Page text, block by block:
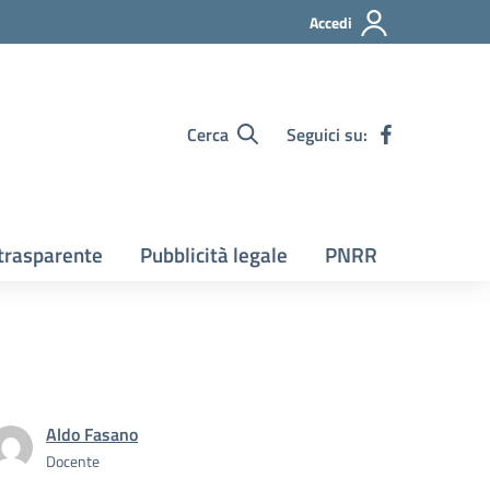
Accedi
Cerca Seguici su:
Pubblicità legale PNRR
Aldo Fasano
Docente